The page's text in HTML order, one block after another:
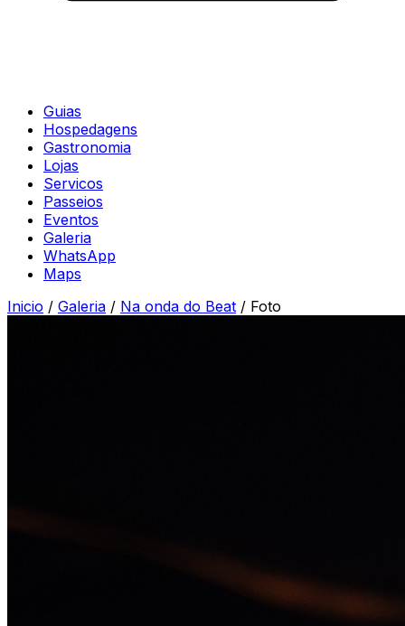
Guias
Hospedagens
Gastronomia
Lojas
Servicos
Passeios
Eventos
Galeria
WhatsApp
Maps
Inicio / Galeria / Na onda do Beat / Foto